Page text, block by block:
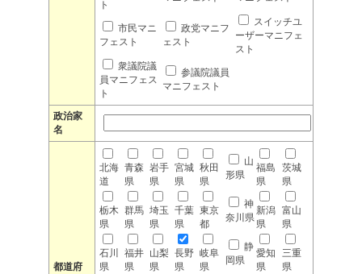
ト
市民マニ
フェスト
政党マニフ
ェスト
スイッチユ
ーザーマニフェ
スト
衆議院議
員マニフェス
ト
参議院議員
マニフェスト
政治家
名
都道府
北海
道
青森
県
岩手
県
宮城
県
秋田
県
山
形県
福島
県
茨城
県
栃木
県
群馬
県
埼玉
県
千葉
県
東京
都
神
奈川県
新潟
県
富山
県
石川
県
福井
県
山梨
県
長野
県
岐阜
県
静
岡県
愛知
県
三重
県